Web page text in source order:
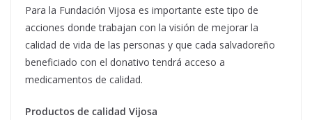
Para la Fundación Vijosa es importante este tipo de
acciones donde trabajan con la visión de mejorar la
calidad de vida de las personas y que cada salvadoreño
beneficiado con el donativo tendrá acceso a
medicamentos de calidad.
Productos de calidad Vijosa